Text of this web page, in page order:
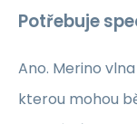
Potřebuje
Ano. Merino
kterou mohou